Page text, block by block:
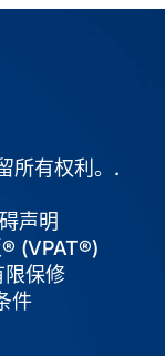
所有权利。.
声明
(VPAT®)
保修
件